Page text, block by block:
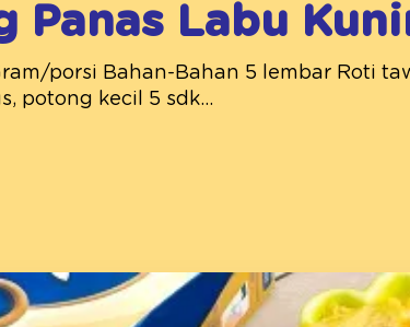
Panas Labu
porsi Bahan-Bahan 5 lembar Roti
potong kecil 5 sdk...